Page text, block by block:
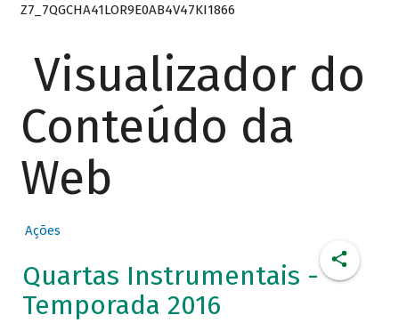
Z7_7QGCHA41LOR9E0AB4V47KI1866
Visualizador do
Conteúdo da
Web
Ações
Quartas Instrumentais -
Temporada 2016